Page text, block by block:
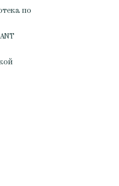
по